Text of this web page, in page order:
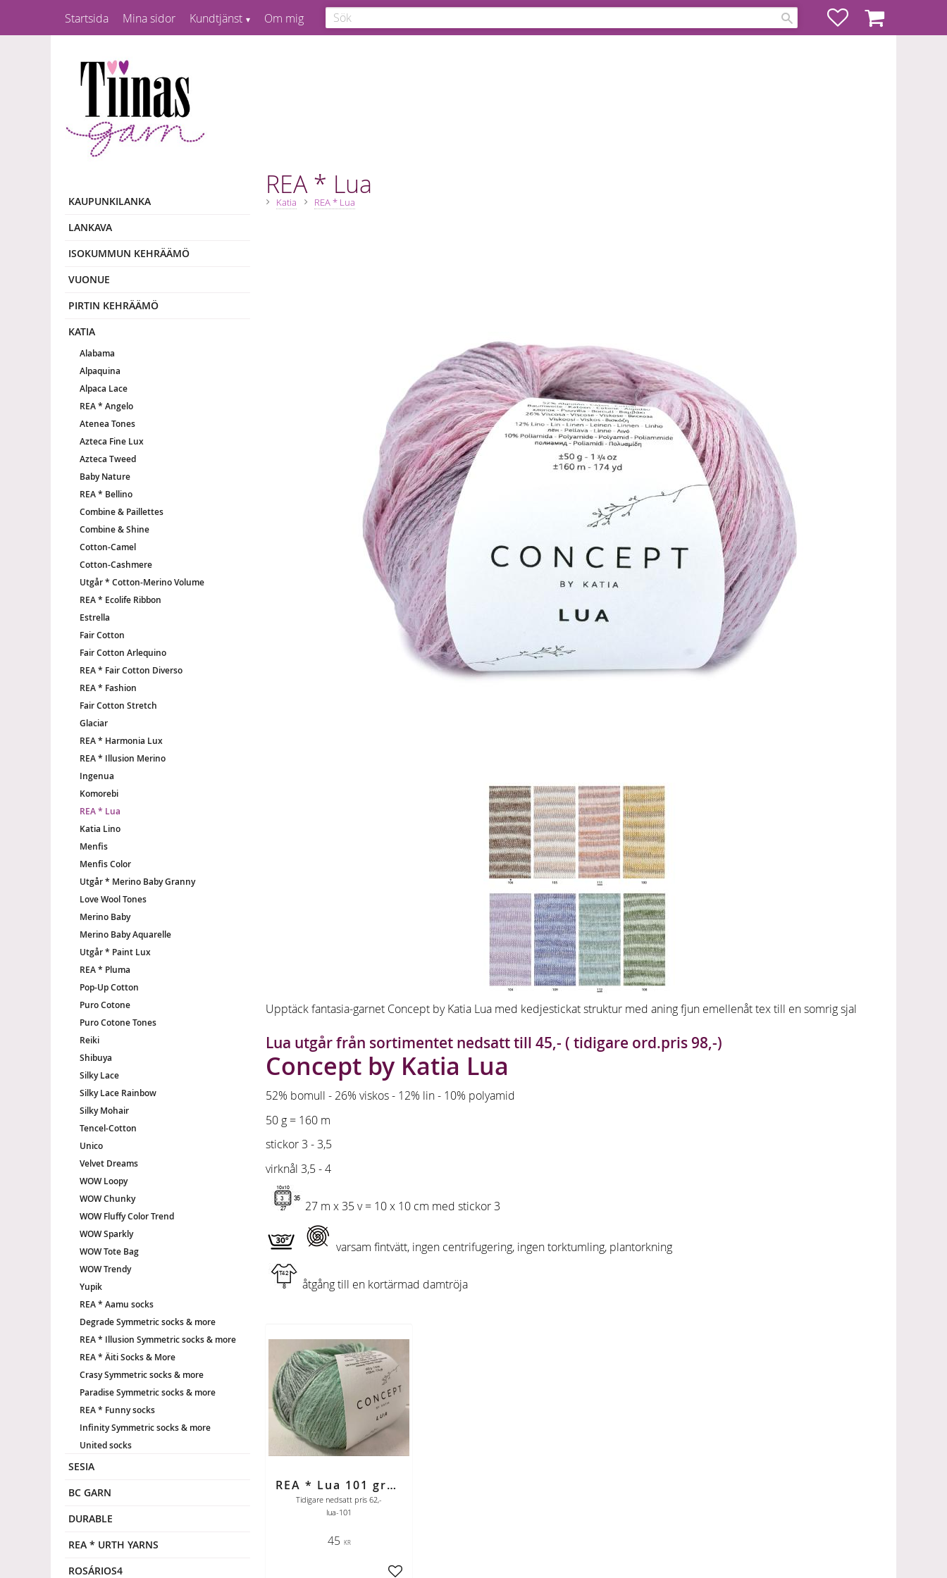
FavoriterKundvagn
Startsida Mina sidor Kundtjänst Om mig
REA * Lua
Katia REA * Lua
Upptäck fantasia-garnet Concept by Katia Lua med kedjestickat struktur med aning fjun emellenåt tex till en somrig sjal
Lua utgår från sortimentet nedsatt till 45,- ( tidigare ord.pris 98,-)
Concept by Katia Lua
52% bomull - 26% viskos - 12% lin - 10% polyamid
50 g = 160 m
stickor 3 - 3,5
virknål 3,5 - 4
27 m x 35 v = 10 x 10 cm med stickor 3
varsam fintvätt, ingen centrifugering, ingen torktumling, plantorkning
åtgång till en kortärmad damtröja
REA * Lua 101 grön
Tidigare nedsatt pris 62,-
lua-101
45 KR
KAUPUNKILANKA
LANKAVA
ISOKUMMUN KEHRÄÄMÖ
VUONUE
PIRTIN KEHRÄÄMÖ
KATIA
Alabama
Alpaquina
Alpaca Lace
REA * Angelo
Atenea Tones
Azteca Fine Lux
Azteca Tweed
Baby Nature
REA * Bellino
Combine & Paillettes
Combine & Shine
Cotton-Camel
Cotton-Cashmere
Utgår * Cotton-Merino Volume
REA * Ecolife Ribbon
Estrella
Fair Cotton
Fair Cotton Arlequino
REA * Fair Cotton Diverso
REA * Fashion
Fair Cotton Stretch
Glaciar
REA * Harmonia Lux
REA * Illusion Merino
Ingenua
Komorebi
REA * Lua
Katia Lino
Menfis
Menfis Color
Utgår * Merino Baby Granny
Love Wool Tones
Merino Baby
Merino Baby Aquarelle
Utgår * Paint Lux
REA * Pluma
Pop-Up Cotton
Puro Cotone
Puro Cotone Tones
Reiki
Shibuya
Silky Lace
Silky Lace Rainbow
Silky Mohair
Tencel-Cotton
Unico
Velvet Dreams
WOW Loopy
WOW Chunky
WOW Fluffy Color Trend
WOW Sparkly
WOW Tote Bag
WOW Trendy
Yupik
REA * Aamu socks
Degrade Symmetric socks & more
REA * Illusion Symmetric socks & more
REA * Äiti Socks & More
Crasy Symmetric socks & more
Paradise Symmetric socks & more
REA * Funny socks
Infinity Symmetric socks & more
United socks
SESIA
BC GARN
DURABLE
REA * URTH YARNS
ROSÁRIOS4